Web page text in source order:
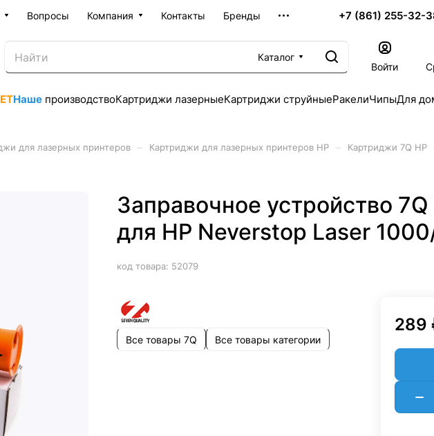
Вопросы Компания Контакты Бренды +7 (861) 255-32-
Каталог
Войти
Наше производствоКартриджи лазерныеКартриджи струйныеРакелиЧипыДля
для лазерных принтеров Картриджи для лазерных принтеров HP Картриджи 7Q HP
Заправочное устройство
для HP Neverstop Laser
код товара: 52079
Все товары 7Q Все товары категории
289